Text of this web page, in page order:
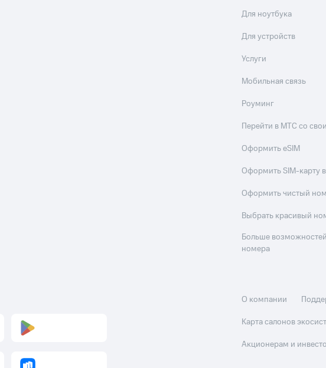
Для ноутбука
Для устройств
Услуги
Мобильная связь
Роуминг
Перейти в МТС со
Оформить eSIM
Оформить SIM-карту
Оформить чистый
Выбрать красивый
Больше
номера
О компании
Карта салонов
Акционерам и